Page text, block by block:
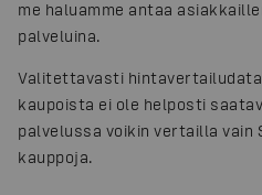
me haluamme antaa
palveluina.
Valitettavasti
kaupoista ei ole helposti
palvelussa voikin vertailla vain
kauppoja.